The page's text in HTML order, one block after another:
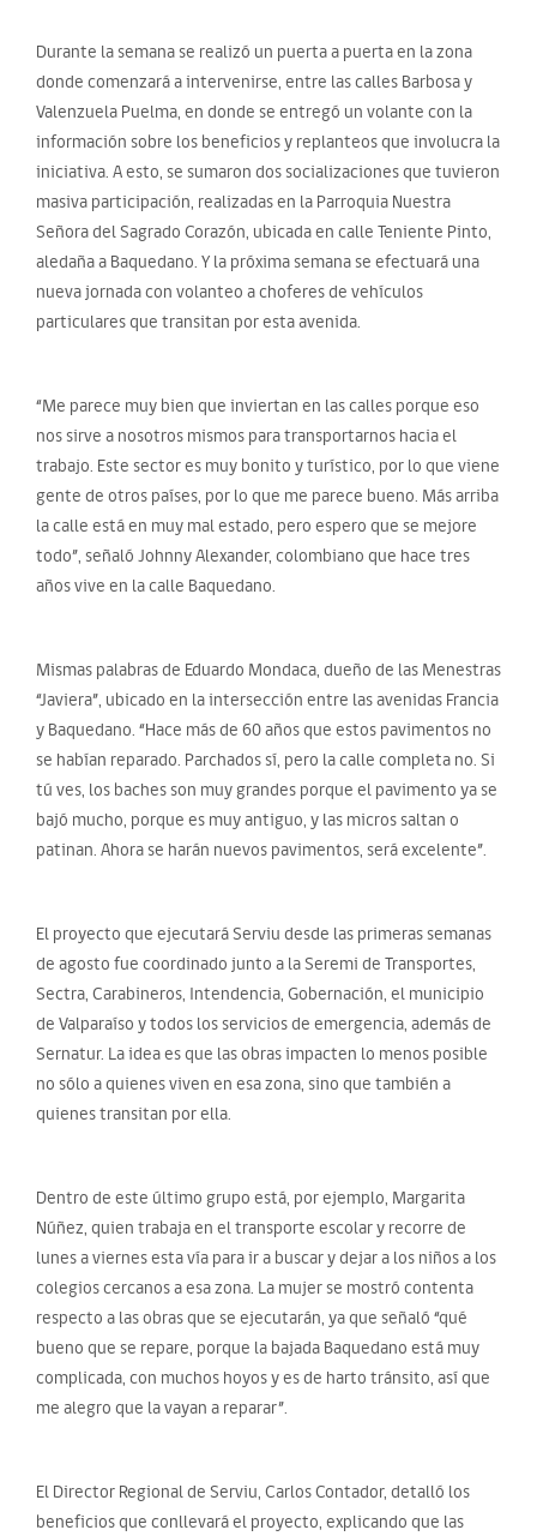
Durante la semana se realizó un puerta a puerta en la zona
donde comenzará a intervenirse, entre las calles Barbosa y
Valenzuela Puelma, en donde se entregó un volante con la
información sobre los beneficios y replanteos que involucra la
iniciativa. A esto, se sumaron dos socializaciones que tuvieron
masiva participación, realizadas en la Parroquia Nuestra
Señora del Sagrado Corazón, ubicada en calle Teniente Pinto,
aledaña a Baquedano. Y la próxima semana se efectuará una
nueva jornada con volanteo a choferes de vehículos
particulares que transitan por esta avenida.
“Me parece muy bien que inviertan en las calles porque eso
nos sirve a nosotros mismos para transportarnos hacia el
trabajo. Este sector es muy bonito y turístico, por lo que viene
gente de otros países, por lo que me parece bueno. Más arriba
la calle está en muy mal estado, pero espero que se mejore
todo”, señaló Johnny Alexander, colombiano que hace tres
años vive en la calle Baquedano.
Mismas palabras de Eduardo Mondaca, dueño de las Menestras
“Javiera”, ubicado en la intersección entre las avenidas Francia
y Baquedano. “Hace más de 60 años que estos pavimentos no
se habían reparado. Parchados sí, pero la calle completa no. Si
tú ves, los baches son muy grandes porque el pavimento ya se
bajó mucho, porque es muy antiguo, y las micros saltan o
patinan. Ahora se harán nuevos pavimentos, será excelente”.
El proyecto que ejecutará Serviu desde las primeras semanas
de agosto fue coordinado junto a la Seremi de Transportes,
Sectra, Carabineros, Intendencia, Gobernación, el municipio
de Valparaíso y todos los servicios de emergencia, además de
Sernatur. La idea es que las obras impacten lo menos posible
no sólo a quienes viven en esa zona, sino que también a
quienes transitan por ella.
Dentro de este último grupo está, por ejemplo, Margarita
Núñez, quien trabaja en el transporte escolar y recorre de
lunes a viernes esta vía para ir a buscar y dejar a los niños a los
colegios cercanos a esa zona. La mujer se mostró contenta
respecto a las obras que se ejecutarán, ya que señaló “qué
bueno que se repare, porque la bajada Baquedano está muy
complicada, con muchos hoyos y es de harto tránsito, así que
me alegro que la vayan a reparar”.
El Director Regional de Serviu, Carlos Contador, detalló los
beneficios que conllevará el proyecto, explicando que las